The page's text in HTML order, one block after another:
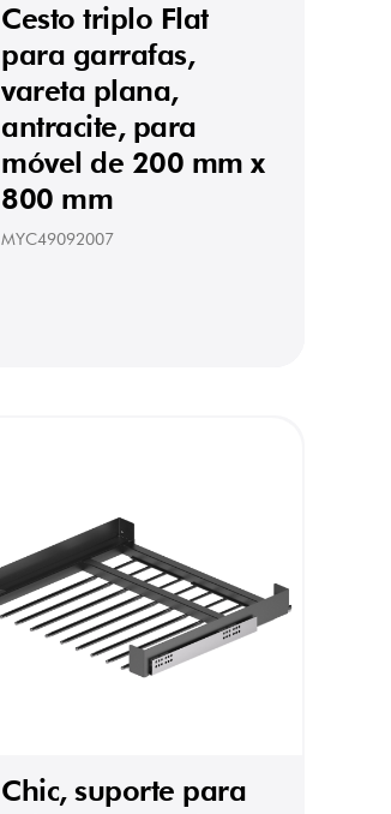
Cesto triplo Flat
para garrafas,
vareta plana,
antracite, para
móvel de 200 mm x
800 mm
MYC49092007
Chic, suporte para